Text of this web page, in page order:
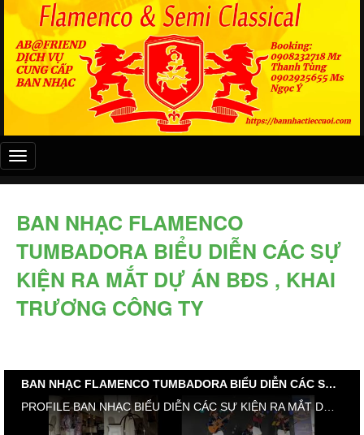
Đây
là
menu
BAN NHẠC FLAMENCO
TUMBADORA BIỂU DIỄN CÁC SỰ
KIỆN RA MẮT DỰ ÁN BĐS , KHAI
TRƯƠNG CÔNG TY
BAN NHẠC FLAMENCO TUMBADORA BIỂU DIỄN CÁC SỰ KIỆN RA MẮT DỰ ÁN BĐS , KHAI TRƯƠNG CÔNG TY